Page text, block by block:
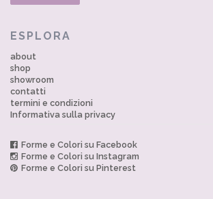
ESPLORA
about
shop
showroom
contatti
termini e condizioni
Informativa sulla privacy
Forme e Colori su Facebook
Forme e Colori su Instagram
Forme e Colori su Pinterest